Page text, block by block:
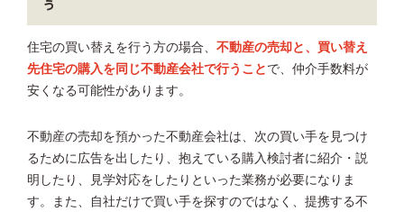
う
住宅の買い替えを行う方の場合、 不動産の売却と、買い替え
先住宅の購入を同じ不動産会社で行うこと で、仲介手数料が
安くなる可能性があります。
不動産の売却を預かった不動産会社は、次の買い手を見つけ
るために広告を出したり、抱えている購入検討者に紹介・説
明したり、見学対応をしたりといった業務が必要になりま
す。また、自社だけで買い手を探すのではなく、提携する不